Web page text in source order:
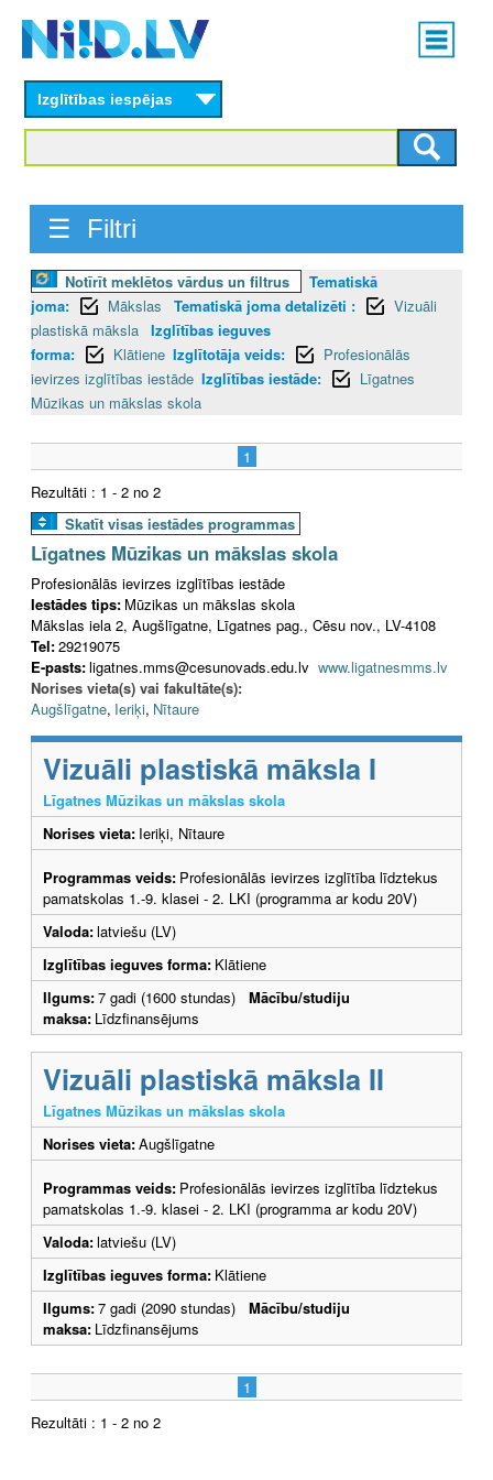
content
Main
menu
Izglītības iespējas
☰ Filtri
Notīrīt meklētos vārdus un filtrus
Tematiskā
joma:
Mākslas Tematiskā joma detalizēti :
Vizuāli
plastiskā māksla Izglītības ieguves
forma:
Klātiene Izglītotāja veids:
Profesionālās
ievirzes izglītības iestāde Izglītības iestāde:
Līgatnes
Mūzikas un mākslas skola
1
Rezultāti : 1 - 2 no 2
Skatīt visas iestādes programmas
Līgatnes Mūzikas un mākslas skola
Profesionālās ievirzes izglītības iestāde
Iestādes tips: Mūzikas un mākslas skola
Mākslas iela 2, Augšlīgatne, Līgatnes pag., Cēsu nov., LV-4108
Tel:29219075
E-pasts:ligatnes.mms@cesunovads.edu.lv www.ligatnesmms.lv
Norises vieta(s) vai fakultāte(s):
Augšlīgatne, Ieriķi, Nītaure
Vizuāli plastiskā māksla I
Līgatnes Mūzikas un mākslas skola
Norises vieta: Ieriķi, Nītaure
Programmas veids: Profesionālās ievirzes izglītība līdztekus
pamatskolas 1.-9. klasei - 2. LKI (programma ar kodu 20V)
Valoda:latviešu (LV)
Izglītības ieguves forma: Klātiene
Ilgums:7 gadi (1600 stundas) Mācību/studiju
maksa: Līdzfinansējums
Vizuāli plastiskā māksla II
Līgatnes Mūzikas un mākslas skola
Norises vieta:Augšlīgatne
Programmas veids: Profesionālās ievirzes izglītība līdztekus
pamatskolas 1.-9. klasei - 2. LKI (programma ar kodu 20V)
Valoda:latviešu (LV)
Izglītības ieguves forma: Klātiene
Ilgums:7 gadi (2090 stundas) Mācību/studiju
maksa: Līdzfinansējums
1
Rezultāti : 1 - 2 no 2